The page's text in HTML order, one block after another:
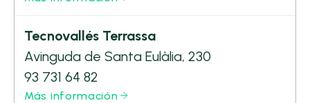
Tecnovallés Terrassa
Avinguda de Santa Eulàlia, 230
93 731 64 82
Más información